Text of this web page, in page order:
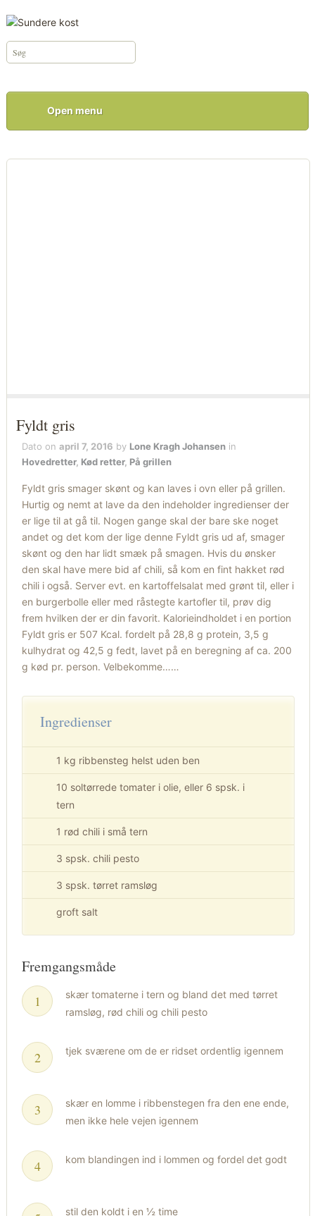
Open menu
Fyldt gris
Dato onapril 7, 2016 by Lone Kragh Johansen in
Hovedretter, Kød retter, På grillen
Fyldt gris smager skønt og kan laves i ovn eller på grillen.
Hurtig og nemt at lave da den indeholder ingredienser der
er lige til at gå til. Nogen gange skal der bare ske noget
andet og det kom der lige denne Fyldt gris ud af, smager
skønt og den har lidt smæk på smagen. Hvis du ønsker
den skal have mere bid af chili, så kom en fint hakket rød
chili i også. Server evt. en kartoffelsalat med grønt til, eller i
en burgerbolle eller med råstegte kartofler til, prøv dig
frem hvilken der er din favorit. Kalorieindholdet i en portion
Fyldt gris er 507 Kcal. fordelt på 28,8 g protein, 3,5 g
kulhydrat og 42,5 g fedt, lavet på en beregning af ca. 200
g kød pr. person. Velbekomme……
Ingredienser
1 kg ribbensteg helst uden ben
10 soltørrede tomater i olie, eller 6 spsk. i
tern
1 rød chili i små tern
3 spsk. chili pesto
3 spsk. tørret ramsløg
groft salt
Fremgangsmåde
skær tomaterne i tern og bland det med tørret
ramsløg, rød chili og chili pesto
tjek sværene om de er ridset ordentlig igennem
skær en lomme i ribbenstegen fra den ene ende,
men ikke hele vejen igennem
kom blandingen ind i lommen og fordel det godt
stil den koldt i en ½ time